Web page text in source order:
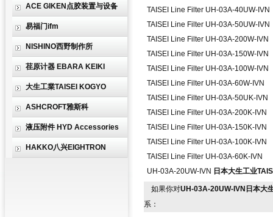
ACE GIKEN点胶装置与设备
易福门ifm
NISHINO西野制作所
荏原计器 EBARA KEIKI
大生工業TAISEI KOGYO
ASHCROFT雅斯科
液压附件 HYD Accessories
HAKKO八兴EIGHTRON
TAISEI Line Filter UH-03A-40UW-IVN
TAISEI Line Filter UH-03A-50UW-IVN
TAISEI Line Filter UH-03A-200W-IVN
TAISEI Line Filter UH-03A-150W-IVN
TAISEI Line Filter UH-03A-100W-IVN
TAISEI Line Filter UH-03A-60W-IVN
TAISEI Line Filter UH-03A-50UK-IVN
TAISEI Line Filter UH-03A-200K-IVN
TAISEI Line Filter UH-03A-150K-IVN
TAISEI Line Filter UH-03A-100K-IVN
TAISEI Line Filter UH-03A-60K-IVN
UH-03A-20UW-IVN 日本大生工业
如果你对UH-03A-20UW-IVN日本大
系：